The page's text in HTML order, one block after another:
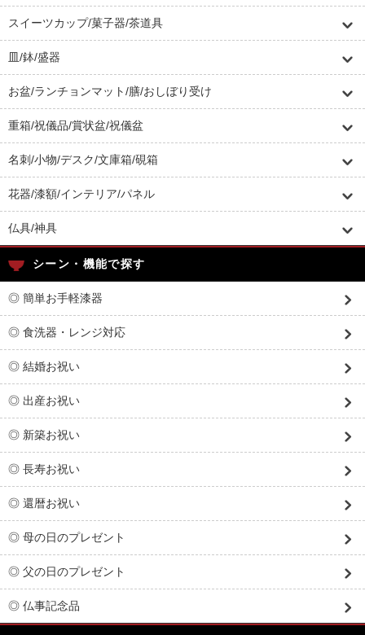
スイーツカップ/菓子器/茶道具
皿/鉢/盛器
お盆/ランチョンマット/膳/おしぼり受け
重箱/祝儀品/賞状盆/祝儀盆
名刺/小物/デスク/文庫箱/硯箱
花器/漆額/インテリア/パネル
仏具/神具
シーン・機能で探す
◎ 簡単お手軽漆器
◎ 食洗器・レンジ対応
◎ 結婚お祝い
◎ 出産お祝い
◎ 新築お祝い
◎ 長寿お祝い
◎ 還暦お祝い
◎ 母の日のプレゼント
◎ 父の日のプレゼント
◎ 仏事記念品